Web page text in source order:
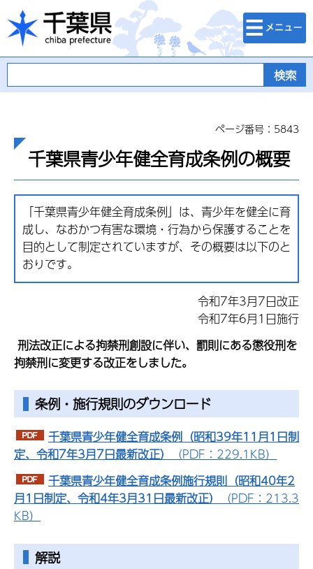
千葉県
検索・メニュ
ー
ページ番号：5843
千葉県青少年健全育成条例の概要
「千葉県青少年健全育成条例」は、青少年を健全に育
成し、なおかつ有害な環境・行為から保護することを
目的として制定されていますが、その概要は以下のと
おりです。
令和7年3月7日改正
令和7年6月1日施行
刑法改正による拘禁刑創設に伴い、罰則にある懲役刑を
拘禁刑に変更する改正をしました。
条例・施行規則のダウンロード
千葉県青少年健全育成条例（昭和39年11月1日制
定、令和7年3月7日最新改正）
（PDF：229.1KB）
千葉県青少年健全育成条例施行規則（昭和40年2
月1日制定、令和4年3月31日最新改正）
（PDF：213.3
KB）
解説